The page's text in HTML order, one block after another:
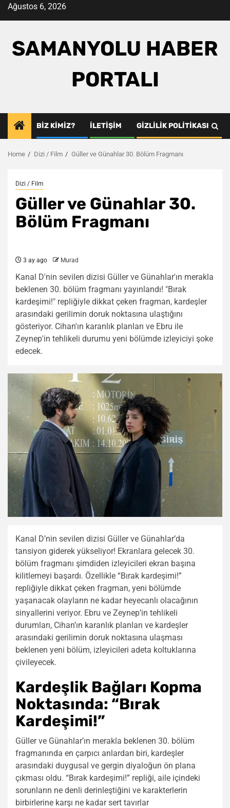
SkipAğustos 6, 2026
SAMANYOLU HABER
PORTALI
BIZ KIMIZ? İLETIŞIM GIZLILIK POLITIKASI
Home Dizi / Film Güller ve Günahlar 30. Bölüm Fragmanı
Dizi / Film
Güller ve Günahlar 30.
Bölüm Fragmanı
3 ay ago Murad
Kanal D'nin sevilen dizisi Güller ve Günahlar'ın merakla
beklenen 30. bölüm fragmanı yayınlandı! "Bırak
kardeşimi!" repliğiyle dikkat çeken fragman, kardeşler
arasındaki gerilimin doruk noktasına ulaştığını
gösteriyor. Cihan'ın karanlık planları ve Ebru ile
Zeynep'in tehlikeli durumu yeni bölümde izleyiciyi şoke
edecek.
Kanal D’nin sevilen dizisi Güller ve Günahlar’da
tansiyon giderek yükseliyor! Ekranlara gelecek 30.
bölüm fragmanı şimdiden izleyicileri ekran başına
kilitlemeyi başardı. Özellikle “Bırak kardeşimi!”
repliğiyle dikkat çeken fragman, yeni bölümde
yaşanacak olayların ne kadar heyecanlı olacağının
sinyallerini veriyor. Ebru ve Zeynep’in tehlikeli
durumları, Cihan’ın karanlık planları ve kardeşler
arasındaki gerilimin doruk noktasına ulaşması
beklenen yeni bölüm, izleyicileri adeta koltuklarına
çivileyecek.
Kardeşlik Bağları Kopma
Noktasında: “Bırak
Kardeşimi!”
Güller ve Günahlar’ın merakla beklenen 30. bölüm
fragmanında en çarpıcı anlardan biri, kardeşler
arasındaki duygusal ve gergin diyaloğun ön plana
çıkması oldu. “Bırak kardeşimi!” repliği, aile içindeki
sorunların ne denli derinleştiğini ve karakterlerin
birbirlerine karşı ne kadar sert tavırlar